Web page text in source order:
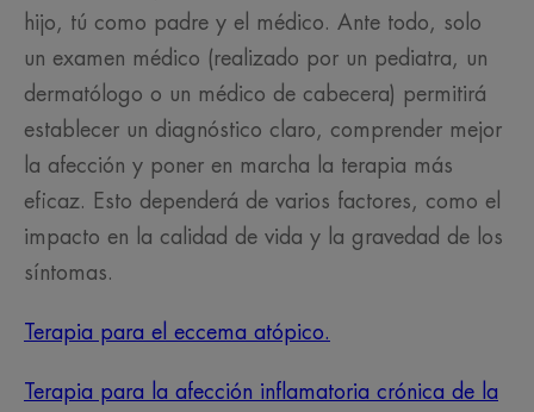
hijo, tú como padre y el médico. Ante todo, solo
un examen médico (realizado por un pediatra, un
dermatólogo o un médico de cabecera) permitirá
establecer un diagnóstico claro, comprender mejor
la afección y poner en marcha la terapia más
eficaz. Esto dependerá de varios factores, como el
impacto en la calidad de vida y la gravedad de los
síntomas.
Terapia para el eccema atópico.
Terapia para la afección inflamatoria crónica de la